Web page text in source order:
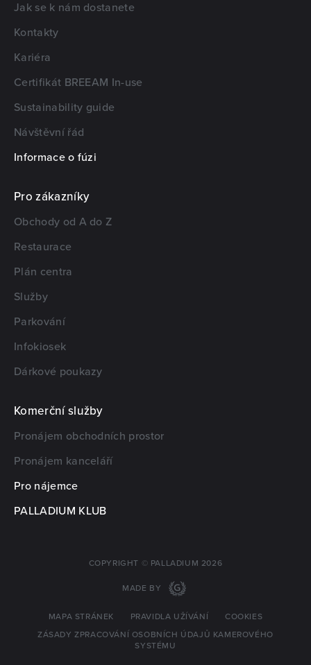
Jak se k nám dostanete
Kontakty
Kariéra
Certifikát BREEAM In-use
Sustainability guide
Návštěvní řád
Informace o fúzi
Pro zákazníky
Obchody od A do Z
Restaurace
Plán centra
Služby
Parkování
Infokiosek
Dárkové poukazy
Komerční služby
Pronájem obchodních prostor
Pronájem kanceláří
Pro nájemce
PALLADIUM KLUB
COPYRIGHT © PALLADIUM 2026
MAPA STRÁNEK PRAVIDLA UŽÍVÁNÍ
COOKIES
ZÁSADY ZPRACOVÁNÍ OSOBNÍCH ÚDAJŮ KAMEROVÉHO
SYSTÉMU
MADE BY